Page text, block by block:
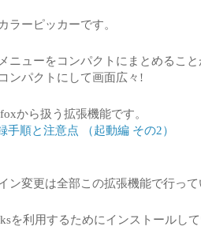
ラーピッカーです。
ニューをコンパクトにまとめること
ンパクトにして画面広々!
から扱う拡張機能です。
手順と注意点 （起動編 その2）
ン変更は全部この拡張機能で行って
を利用するためにインストールして